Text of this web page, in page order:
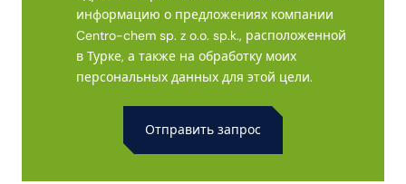
информацию о предложениях компании
Centro-chem sp. z o.o. sp.k., расположенной
в Турке, а также на обработку моих
персональных данных для этой цели.